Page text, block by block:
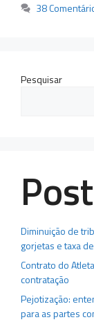
38
Pesquisar
Diminuição de
gorjetas e taxa
Contrato do
contratação
Pejotização:
para as partes